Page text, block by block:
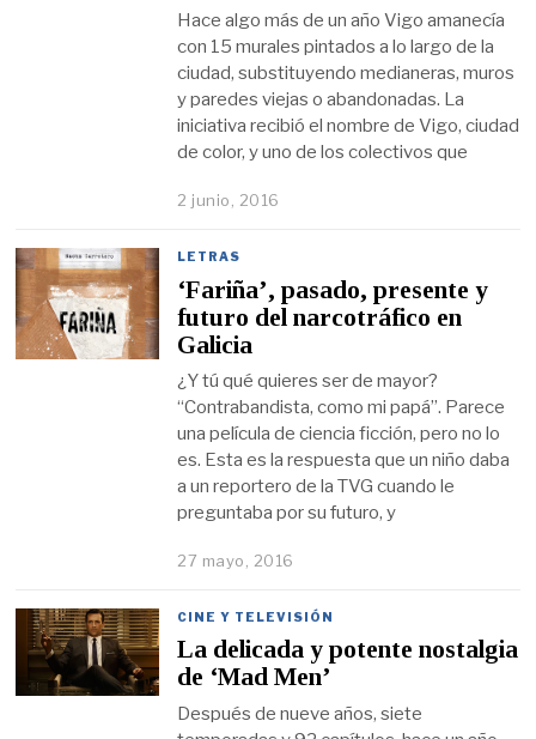
Hace algo más de un año Vigo amanecía
con 15 murales pintados a lo largo de la
ciudad, substituyendo medianeras, muros
y paredes viejas o abandonadas. La
iniciativa recibió el nombre de Vigo, ciudad
de color, y uno de los colectivos que
2 junio, 2016
LETRAS
‘Fariña’, pasado, presente y
futuro del narcotráfico en
Galicia
¿Y tú qué quieres ser de mayor?
“Contrabandista, como mi papá”. Parece
una película de ciencia ficción, pero no lo
es. Esta es la respuesta que un niño daba
a un reportero de la TVG cuando le
preguntaba por su futuro, y
27 mayo, 2016
CINE Y TELEVISIÓN
La delicada y potente nostalgia
de ‘Mad Men’
Después de nueve años, siete